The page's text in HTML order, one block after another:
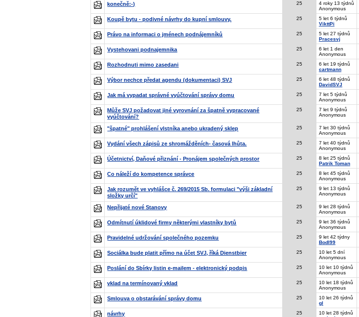
konečně:-) 25
4 roky 13 týdnů
Anonymous
Koupě bytu - podivné návrhy do kupní smlouvy. 25
5 let 6 týdnů
VikttPi
Právo na informaci o jménech podnájemníků 25
5 let 27 týdnů
Pracesvj
Vystehovani podnajemnika 25
6 let 1 den
Anonymous
Rozhodnuti mimo zasedani 25
6 let 19 týdnů
cartmann
Výbor nechce předat agendu (dokumentaci) SVJ 25
6 let 48 týdnů
DavidSVJ
Jak má vypadat správné vyúčtování správy domu 25
7 let 5 týdnů
Anonymous
Může SVJ požadovat jiné vyrovnání za špatně vypracované
vyúčtování?
25
7 let 9 týdnů
Anonymous
"špatné" prohlášení vlstníka anebo ukradený sklep 25
7 let 30 týdnů
Anonymous
Vydání všech zápisů ze shromážděních- časová lhůta. 25
7 let 40 týdnů
Anonymous
Účetnictví, Daňové přiznání - Pronájem společných prostor 25
8 let 25 týdnů
Patrik Toman
Co náleží do kompetence správce 25
8 let 45 týdnů
Anonymous
Jak rozumět ve vyhlášce č. 269/2015 Sb. formulaci "výši základní
složky určí"
25
9 let 13 týdnů
Anonymous
Nepřijaté nové Stanovy 25
9 let 28 týdnů
Anonymous
Odmítnutí úklidové firmy některými vlastníky bytů 25
9 let 36 týdnů
Anonymous
Pravidelné udržování společného pozemku 25
9 let 42 týdny
Bodl99
Sociálka bude platit přímo na účet SVJ, říká Dienstbier 25
10 let 5 dní
Anonymous
Poslání do Sbírky listin e-mailem - elektronický podpis 25
10 let 10 týdnů
Anonymous
vklad na termínovaný vklad 25
10 let 18 týdnů
Anonymous
Smlouva o obstarávání správy domu 25
10 let 26 týdnů
gl
návrhy 25
10 let 28 týdnů